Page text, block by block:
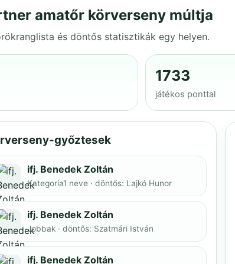
amatőr körverseny múltja
és döntős statisztikák egy helyen.
1733
játékos ponttal
győztesek
ifj. Benedek Zoltán
Kategoria1 neve · döntős: Lajkó Hunor
ifj. Benedek Zoltán
Jobbak · döntős: Szatmári István
ifj. Benedek Zoltán